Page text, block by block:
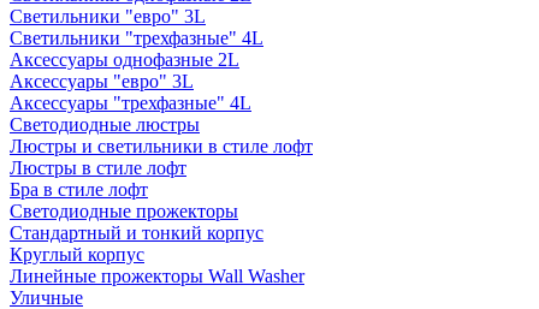
Светильники "евро" 3L
Светильники "трехфазные" 4L
Аксессуары однофазные 2L
Аксессуары "евро" 3L
Аксессуары "трехфазные" 4L
Светодиодные люстры
Люстры и светильники в стиле лофт
Люстры в стиле лофт
Бра в стиле лофт
Светодиодные прожекторы
Стандартный и тонкий корпус
Круглый корпус
Линейные прожекторы Wall Washer
Уличные